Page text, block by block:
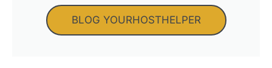
BLOG YOURHOSTHELPER